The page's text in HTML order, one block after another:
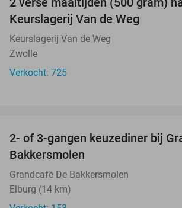
Keurslagerij Van de Weg
Keurslagerij Van de Weg
Zwolle
Verkocht: 725
2- of 3-gangen keuzediner bij
Bakkersmolen
Grandcafé De Bakkersmolen
Elburg (14 km)